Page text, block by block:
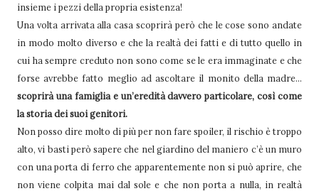
insieme i pezzi della propria esistenza!
Una volta arrivata alla casa scoprirà però che le cose sono andate
in modo molto diverso e che la realtà dei fatti e di tutto quello in
cui ha sempre creduto non sono come se le era immaginate e che
forse avrebbe fatto meglio ad ascoltare il monito della madre...
scoprirà una famiglia e un’eredità davvero particolare, così come
la storia dei suoi genitori.
Non posso dire molto di più per non fare spoiler, il rischio è troppo
alto, vi basti però sapere che nel giardino del maniero c’è un muro
con una porta di ferro che apparentemente non si può aprire, che
non viene colpita mai dal sole e che non porta a nulla, in realtà